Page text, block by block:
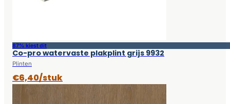
87% kiest dit
Co-pro watervaste plakplint grijs 9932
Plinten
€6,40/stuk